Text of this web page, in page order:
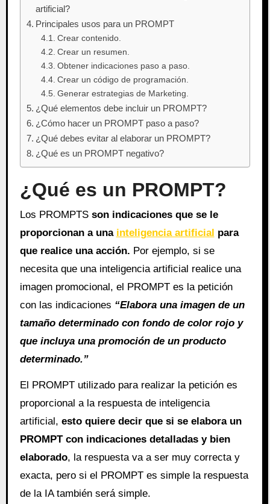
artificial?
Principales usos para un PROMPT
Crear contenido.
Crear un resumen.
Obtener indicaciones paso a paso.
Crear un código de programación.
Generar estrategias de Marketing.
¿Qué elementos debe incluir un PROMPT?
¿Cómo hacer un PROMPT paso a paso?
¿Qué debes evitar al elaborar un PROMPT?
¿Qué es un PROMPT negativo?
¿Qué es un PROMPT?
Los PROMPTS son indicaciones que se le
proporcionan a una inteligencia artificial para
que realice una acción. Por ejemplo, si se
necesita que una inteligencia artificial realice una
imagen promocional, el PROMPT es la petición
con las indicaciones “Elabora una imagen de un
tamaño determinado con fondo de color rojo y
que incluya una promoción de un producto
determinado.”
El PROMPT utilizado para realizar la petición es
proporcional a la respuesta de inteligencia
artificial, esto quiere decir que si se elabora un
PROMPT con indicaciones detalladas y bien
elaborado, la respuesta va a ser muy correcta y
exacta, pero si el PROMPT es simple la respuesta
de la IA también será simple.